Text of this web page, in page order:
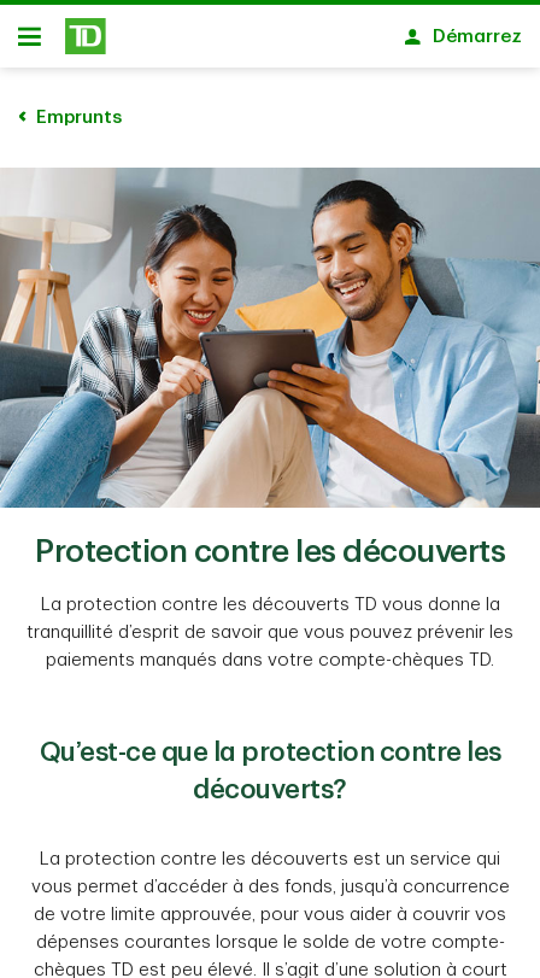
Passer au contenu principal
Ouvert
Démarrez
Emprunts
Protection contre les découverts
La protection contre les découverts TD vous donne la
tranquillité d’esprit de savoir que vous pouvez prévenir les
paiements manqués dans votre compte-chèques TD.
Qu’est-ce que la protection contre les
découverts?
La protection contre les découverts est un service qui
vous permet d’accéder à des fonds, jusqu’à concurrence
de votre limite approuvée, pour vous aider à couvrir vos
dépenses courantes lorsque le solde de votre compte-
chèques TD est peu élevé. Il s’agit d’une solution à court